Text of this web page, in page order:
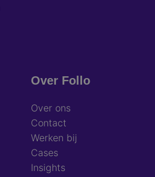
Over Follo
Over ons
Contact
Werken bij
Cases
Insights